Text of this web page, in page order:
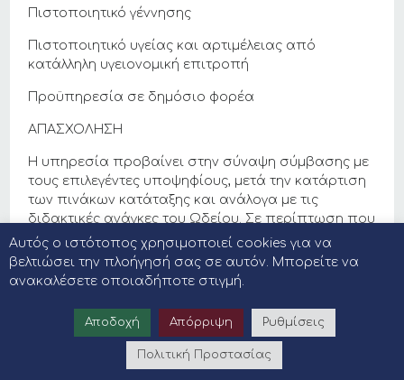
Πιστοποιητικό γέννησης
Πιστοποιητικό υγείας και αρτιμέλειας από
κατάλληλη υγειονομική επιτροπή
Προϋπηρεσία σε δημόσιο φορέα
ΑΠΑΣΧΟΛΗΣΗ
Η υπηρεσία προβαίνει στην σύναψη σύμβασης με
τους επιλεγέντες υποψηφίους, μετά την κατάρτιση
των πινάκων κατάταξης και ανάλογα με τις
διδακτικές ανάγκες του Ωδείου. Σε περίπτωση που
δεν εγγραφούν μαθητές στα τμήματα θα
διαμορφωθούν ανάλογα και οι συμβάσεις.
ΔΗΜΟΣΙΕΥΣΗ ΤΗΣ ΠΡΟΚΗΡΥΞΗΣ
Η προκήρυξη να αναρτηθεί στον πίνακα
ανακοινώσεων του Δημοτικού Ωδείου,
συντασσόμενου σχετικού αποδεικτικού
Αυτός ο ιστότοπος χρησιμοποιεί cookies για να
βελτιώσει την πλοήγησή σας σε αυτόν. Μπορείτε να
ανακαλέσετε οποιαδήποτε στιγμή.
Αποδοχή Απόρριψη Ρυθμίσεις
Πολιτική Προστασίας